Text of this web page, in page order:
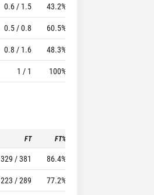
0.6 / 1.5 43.2%
0.5 / 0.8 60.5%
0.8 / 1.6 48.3%
1 / 1 100%
FT FT%
329 / 381 86.4%
223 / 289 77.2%